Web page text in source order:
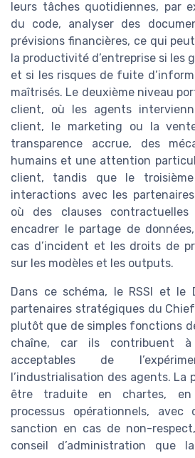
leurs tâches quotidiennes, par
du code, analyser des
prévisions financières, ce qui
la productivité d’entreprise si les
et si les risques de fuite
maîtrisés. Le deuxième niveau
client, où les agents
client, le marketing ou la
transparence accrue, des
humains et une attention
client, tandis que le
interactions avec les
où des clauses contractuelles
encadrer le partage de
cas d’incident et les droits de
sur les modèles et les outputs.
Dans ce schéma, le RSSI et le
partenaires stratégiques du
plutôt que de simples fonctions
chaîne, car ils contribuent
acceptables de
l’industrialisation des agents. La
être traduite en chartes,
processus opérationnels, avec
sanction en cas de non-
conseil d’administration que